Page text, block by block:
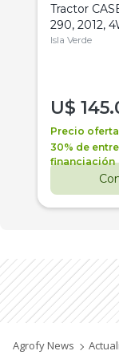
Tractor
290, 2012,
Isla Verde
U$
Precio
30% de
financiación
Agrofy News